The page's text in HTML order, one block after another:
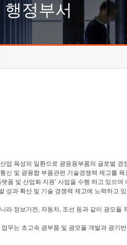
행정부서
업 육성의 일환으로 광응용부품의 글로벌
신 및 광융합 부품관련 기술경쟁력 제고를
랫폼 및 산업화 지원’ 사업을 수행 하고 있으
성과 확산 및 기술 경쟁력 제고에 노력하고
라 정보가전, 자동차, 조선 등과 같이 광모
무는 초고속 광부품 및 광모듈 개발과 광기